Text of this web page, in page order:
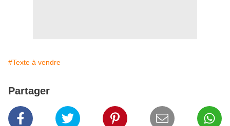
#Texte à vendre
Partager